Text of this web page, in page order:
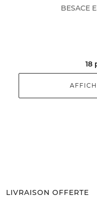
BESACE
ACHAT 18
LIVRAISON OFFERTE